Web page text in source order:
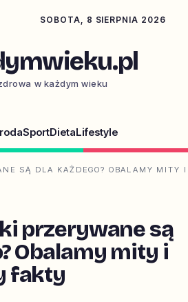
SOBOTA, 8 SIERPNIA 2026
w każdym wieku
SportDietaLifestyle
SĄ DLA KAŻDEGO? OBALAMY MITY I
przerywane są
Obalamy mity i
fakty